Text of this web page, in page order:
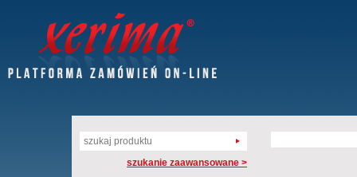
szukanie zaawansowane >